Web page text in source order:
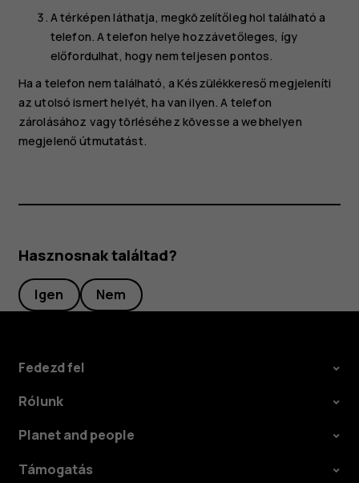
A térképen láthatja, megközelítőleg hol található a
telefon. A telefon helye hozzávetőleges, így
előfordulhat, hogy nem teljesen pontos.
Ha a telefon nem található, a Készülékkereső megjeleníti
az utolsó ismert helyét, ha van ilyen. A telefon
zárolásához vagy törléséhez kövesse a webhelyen
megjelenő útmutatást.
Hasznosnak találtad?
Igen Nem
Fedezd fel
Rólunk
Planet and people
Támogatás